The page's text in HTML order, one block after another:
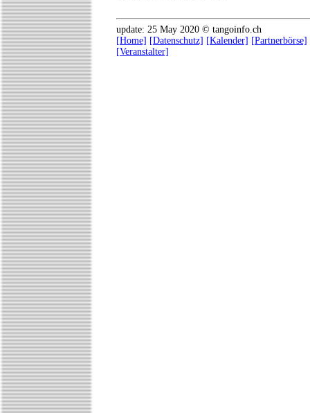
update: 25 May 2020 © tangoinfo.ch
[Home] [Datenschutz] [Kalender] [Partnerbörse]
[Veranstalter]